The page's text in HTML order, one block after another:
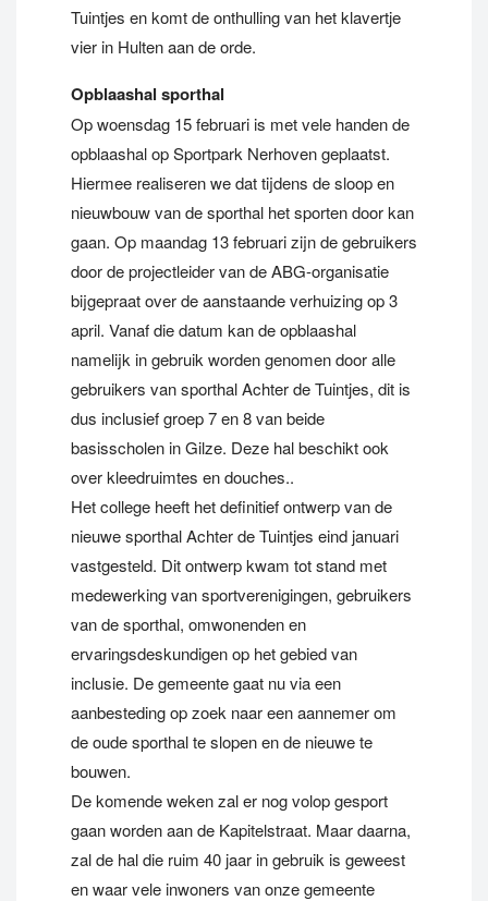
Tuintjes en komt de onthulling van het klavertje
vier in Hulten aan de orde.
Opblaashal sporthal
Op woensdag 15 februari is met vele handen de
opblaashal op Sportpark Nerhoven geplaatst.
Hiermee realiseren we dat tijdens de sloop en
nieuwbouw van de sporthal het sporten door kan
gaan. Op maandag 13 februari zijn de gebruikers
door de projectleider van de ABG-organisatie
bijgepraat over de aanstaande verhuizing op 3
april. Vanaf die datum kan de opblaashal
namelijk in gebruik worden genomen door alle
gebruikers van sporthal Achter de Tuintjes, dit is
dus inclusief groep 7 en 8 van beide
basisscholen in Gilze. Deze hal beschikt ook
over kleedruimtes en douches..
Het college heeft het definitief ontwerp van de
nieuwe sporthal Achter de Tuintjes eind januari
vastgesteld. Dit ontwerp kwam tot stand met
medewerking van sportverenigingen, gebruikers
van de sporthal, omwonenden en
ervaringsdeskundigen op het gebied van
inclusie. De gemeente gaat nu via een
aanbesteding op zoek naar een aannemer om
de oude sporthal te slopen en de nieuwe te
bouwen.
De komende weken zal er nog volop gesport
gaan worden aan de Kapitelstraat. Maar daarna,
zal de hal die ruim 40 jaar in gebruik is geweest
en waar vele inwoners van onze gemeente